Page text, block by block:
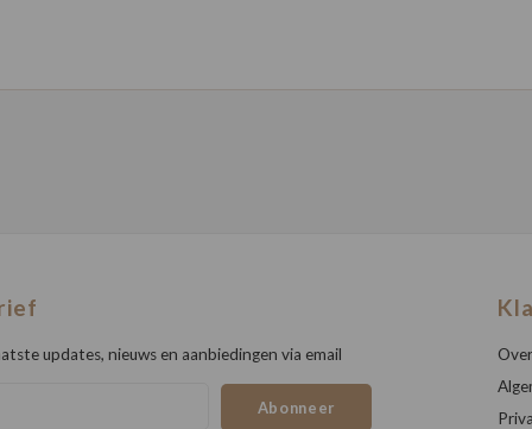
updates, nieuws en aanbiedingen via email
Abonneer